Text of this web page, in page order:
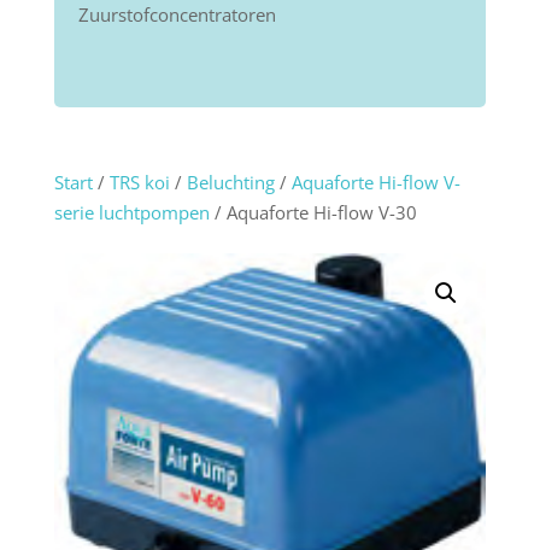
Zuurstofconcentratoren
Start/ TRS koi / Beluchting/ Aquaforte Hi-flow V-
serie luchtpompen / Aquaforte Hi-flow V-30